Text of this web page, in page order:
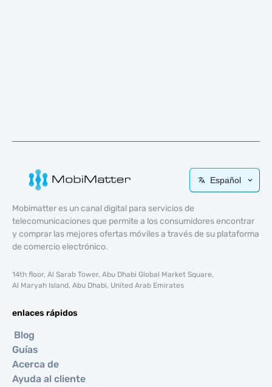
Español
Mobimatter es un canal digital para servicios de
telecomunicaciones que permite a los consumidores encontrar
y comprar las mejores ofertas móviles a través de su plataforma
de comercio electrónico.
14th floor, Al Sarab Tower, Abu Dhabi Global Market Square,
Al Maryah Island, Abu Dhabi, United Arab Emirates
enlaces rápidos
Blog
Guías
Acerca de
Ayuda al cliente